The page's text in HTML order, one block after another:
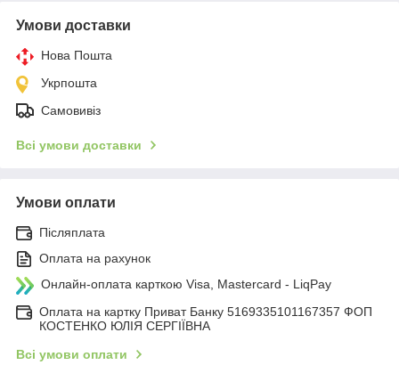
Умови доставки
Нова Пошта
Укрпошта
Самовивіз
Всі умови доставки
Умови оплати
Післяплата
Оплата на рахунок
Онлайн-оплата карткою Visa, Mastercard - LiqPay
Оплата на картку Приват Банку 5169335101167357 ФОП
КОСТЕНКО ЮЛІЯ СЕРГІЇВНА
Всі умови оплати